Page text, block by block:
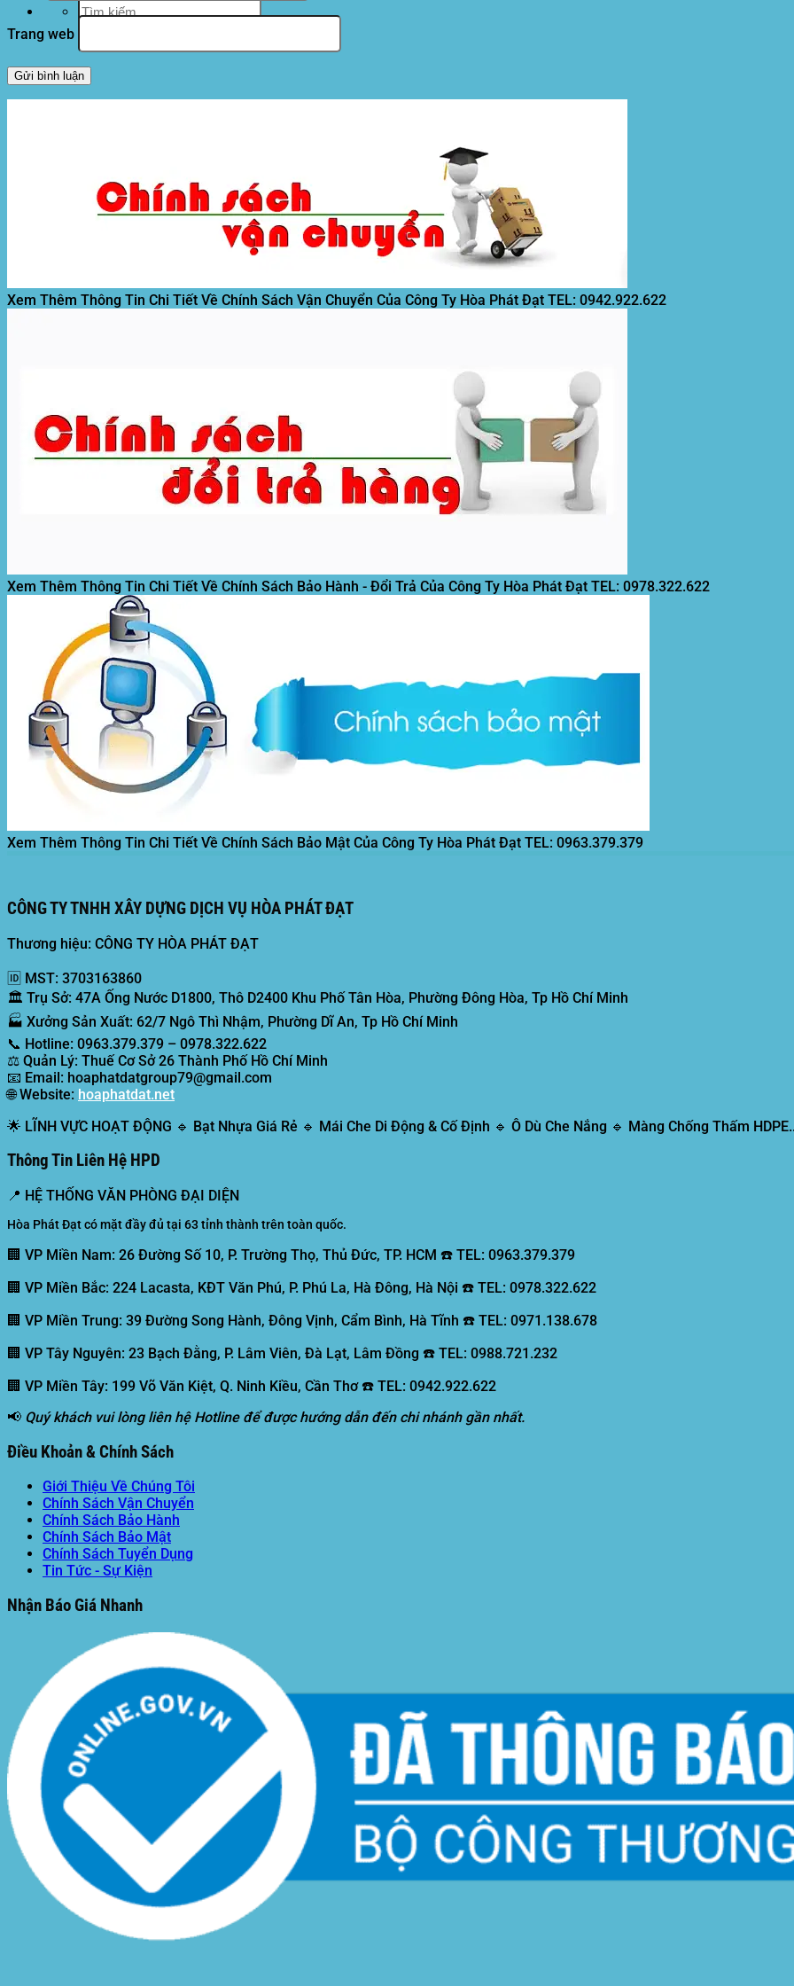
kiếm:
Trang web
Xem Thêm Thông Tin Chi Tiết Về Chính Sách Vận Chuyển Của Công Ty Hòa Phát Đạt TEL: 0942.922.622
Xem Thêm Thông Tin Chi Tiết Về Chính Sách Bảo Hành - Đổi Trả Của Công Ty Hòa Phát Đạt TEL: 0978.322.622
Xem Thêm Thông Tin Chi Tiết Về Chính Sách Bảo Mật Của Công Ty Hòa Phát Đạt TEL: 0963.379.379
CÔNG TY TNHH XÂY DỰNG DỊCH VỤ HÒA PHÁT ĐẠT
Thương hiệu: CÔNG TY HÒA PHÁT ĐẠT
🆔 MST: 3703163860
🏛️ Trụ Sở: 47A Ống Nước D1800, Thô D2400 Khu Phố Tân Hòa, Phường Đông Hòa, Tp Hồ Chí Minh
🏭 Xưởng Sản Xuất: 62/7 Ngô Thì Nhậm, Phường Dĩ An, Tp Hồ Chí Minh
📞 Hotline: 0963.379.379 – 0978.322.622
⚖️ Quản Lý: Thuế Cơ Sở 26 Thành Phố Hồ Chí Minh
📧 Email: hoaphatdatgroup79@gmail.com
🌐Website: hoaphatdat.net
🌟 LĨNH VỰC HOẠT ĐỘNG 🔹 Bạt Nhựa Giá Rẻ 🔹 Mái Che Di Động & Cố Định 🔹 Ô Dù Che Nắng 🔹 Màng Chống Thấm
Thông Tin Liên Hệ HPD
📍 HỆ THỐNG VĂN PHÒNG ĐẠI DIỆN
Hòa Phát Đạt có mặt đầy đủ tại 63 tỉnh thành trên toàn quốc.
🏢 VP Miền Nam: 26 Đường Số 10, P. Trường Thọ, Thủ Đức, TP. HCM ☎️ TEL: 0963.379.379
🏢 VP Miền Bắc: 224 Lacasta, KĐT Văn Phú, P. Phú La, Hà Đông, Hà Nội ☎️ TEL: 0978.322.622
🏢 VP Miền Trung: 39 Đường Song Hành, Đông Vịnh, Cẩm Bình, Hà Tĩnh ☎️ TEL: 0971.138.678
🏢 VP Tây Nguyên: 23 Bạch Đằng, P. Lâm Viên, Đà Lạt, Lâm Đồng ☎️ TEL: 0988.721.232
🏢 VP Miền Tây: 199 Võ Văn Kiệt, Q. Ninh Kiều, Cần Thơ ☎️ TEL: 0942.922.622
📢 Quý khách vui lòng liên hệ Hotline để được hướng dẫn đến chi nhánh gần nhất.
Điều Khoản & Chính Sách
Giới Thiệu Về Chúng Tôi
Chính Sách Vận Chuyển
Chính Sách Bảo Hành
Chính Sách Bảo Mật
Chính Sách Tuyển Dụng
Tin Tức - Sự Kiện
Nhận Báo Giá Nhanh